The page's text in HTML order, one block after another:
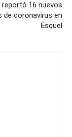
reportó 16 nuevos
de coronavirus en
Esquel